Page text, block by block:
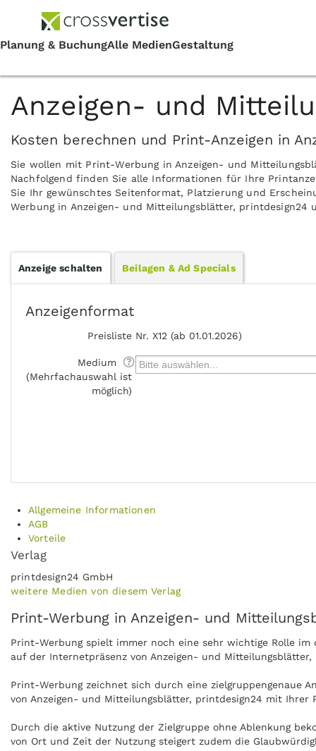
Anzeigen- und
Kosten berechnen und Print-Anzeigen in
Sie wollen mit Print-Werbung in Anzeigen- und
Nachfolgend finden Sie alle Informationen für Ihre
Sie Ihr gewünschtes Seitenformat, Platzierung und
Werbung in Anzeigen- und Mitteilungsblätter, printdesign24
Anzeige schalten Beilagen & Ad Specials
Anzeigenformat
Preisliste Nr. X12 (ab 01.01.2026)
Medium
(Mehrfachauswahl ist
möglich)
Allgemeine Informationen
AGB
Vorteile
Verlag
printdesign24 GmbH
weitere Medien von diesem Verlag
Print-Werbung in Anzeigen- und
Print-Werbung spielt immer noch eine sehr wichtige Rolle
auf der Internetpräsenz von Anzeigen- und
Print-Werbung zeichnet sich durch eine zielgruppengenaue
von Anzeigen- und Mitteilungsblätter, printdesign24 mit Ihrer
Durch die aktive Nutzung der Zielgruppe ohne Ablenkung
von Ort und Zeit der Nutzung steigert zudem die